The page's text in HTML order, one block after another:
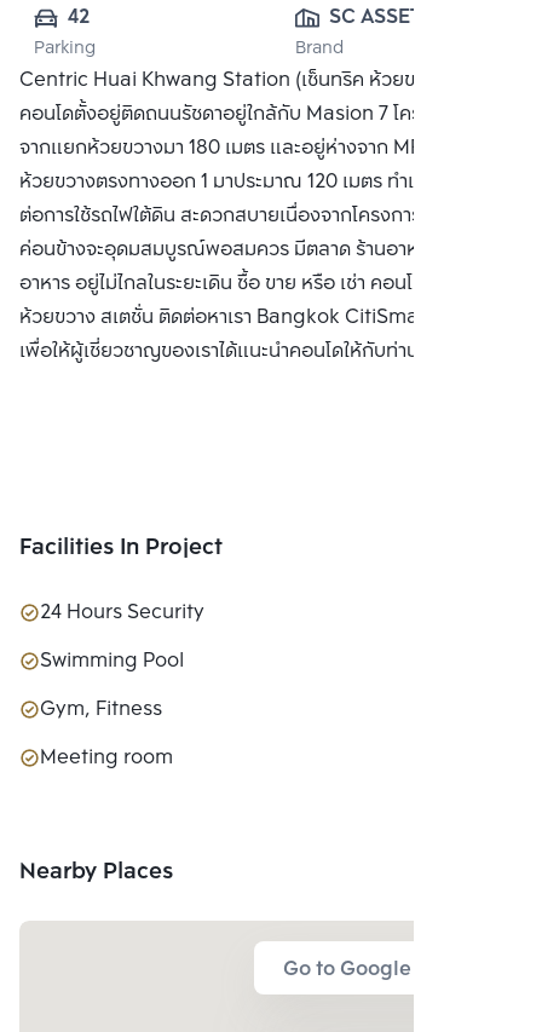
42
Parking
SC ASSET
CORPORATION
PUBLIC CO.,
LTD.
Brand
Centric Huai Khwang Station (เซ็นทริค ห้วยขวาง สเตชั่น)
คอนโดตั้งอยู่ติดถนนรัชดาอยู่ใกล้กับ Masion 7 โครงการอยู่ห่าง
จากแยกห้วยขวางมา 180 เมตร และอยู่ห่างจาก MRT สถานี
ห้วยขวางตรงทางออก 1 มาประมาณ 120 เมตร ทำเลคงสะดวก
ต่อการใช้รถไฟใต้ดิน สะดวกสบายเนื่องจากโครงการติดถนนใหญ่
ค่อนข้างจะอุดมสมบูรณ์พอสมควร มีตลาด ร้านอาหาร แผงขาย
อาหาร อยู่ไม่ไกลในระยะเดิน ซื้อ ขาย หรือ เช่า คอนโด เซ็นทริค
ห้วยขวาง สเตชั่น ติดต่อหาเรา Bangkok CitiSmart ได้ทันที
เพื่อให้ผู้เชี่ยวชาญของเราได้แนะนำคอนโดให้กับท่าน
Facilities In Project
24 Hours Security
Swimming Pool
Gym, Fitness
Meeting room
Nearby Places
Go to Google Map